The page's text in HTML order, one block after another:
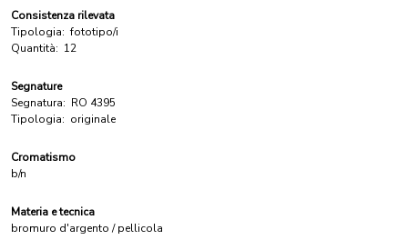
Consistenza rilevata
Tipologia: fototipo/i
Quantità: 12
Segnature
Segnatura: RO 4395
Tipologia: originale
Cromatismo
b/n
Materia e tecnica
bromuro d'argento / pellicola